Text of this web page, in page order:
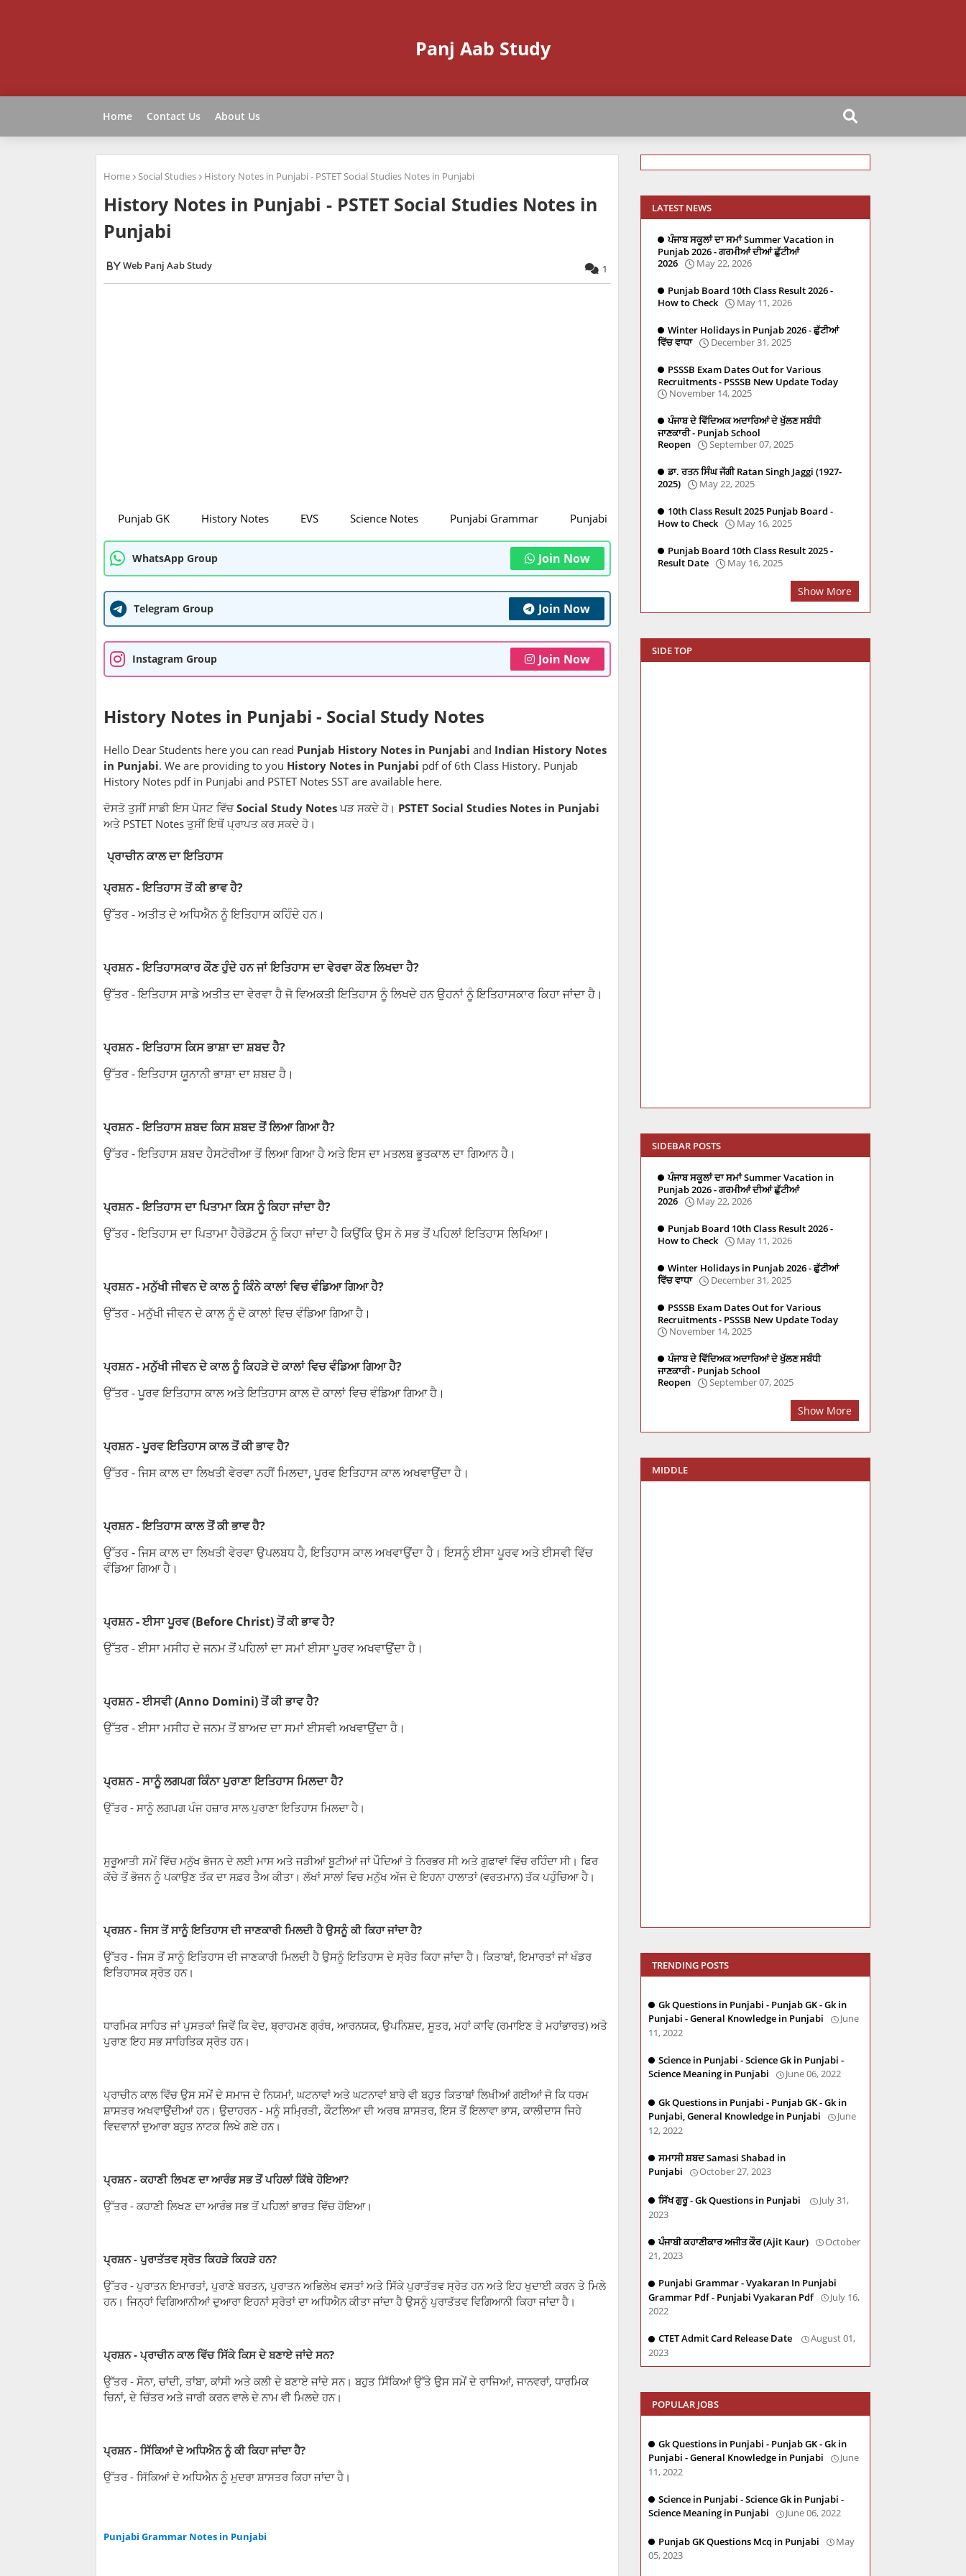
Panj Aab Study
Home Contact Us About Us
Home Social Studies History Notes in Punjabi - PSTET Social Studies Notes in Punjabi
History Notes in Punjabi - PSTET Social Studies Notes in
Punjabi
Web Panj Aab Study 1
Punjab GK History Notes EVS Science Notes Punjabi Grammar Punjabi Litrature Social Studies PSTET
WhatsApp Group Join Now
Telegram Group Join Now
Instagram Group Join Now
History Notes in Punjabi - Social Study Notes
Hello Dear Students here you can read Punjab History Notes in Punjabi and Indian History Notes
in Punjabi. We are providing to you History Notes in Punjabi pdf of 6th Class History. Punjab
History Notes pdf in Punjabi and PSTET Notes SST are available here.
ਦੋਸਤੋ ਤੁਸੀਂ ਸਾਡੀ ਇਸ ਪੋਸਟ ਵਿੱਚSocial Study Notes ਪੜ ਸਕਦੇ ਹੋ। PSTET Social Studies Notes in Punjabi
ਅਤੇ PSTET Notes ਤੁਸੀਂ ਇਥੋਂ ਪ੍ਰਾਪਤ ਕਰ ਸਕਦੇ ਹੋ।
ਪ੍ਰਾਚੀਨ ਕਾਲ ਦਾ ਇਤਿਹਾਸ
ਪ੍ਰਸ਼ਨ - ਇਤਿਹਾਸ ਤੋਂ ਕੀ ਭਾਵ ਹੈ?
ਉੱਤਰ - ਅਤੀਤ ਦੇ ਅਧਿਐਨ ਨੂੰ ਇਤਿਹਾਸ ਕਹਿੰਦੇ ਹਨ।
ਪ੍ਰਸ਼ਨ - ਇਤਿਹਾਸਕਾਰ ਕੌਣ ਹੁੰਦੇ ਹਨ ਜਾਂ ਇਤਿਹਾਸ ਦਾ ਵੇਰਵਾ ਕੌਣ ਲਿਖਦਾ ਹੈ?
ਉੱਤਰ - ਇਤਿਹਾਸ ਸਾਡੇ ਅਤੀਤ ਦਾ ਵੇਰਵਾ ਹੈ ਜੋ ਵਿਅਕਤੀ ਇਤਿਹਾਸ ਨੂੰ ਲਿਖਦੇ ਹਨ ਉਹਨਾਂ ਨੂੰ ਇਤਿਹਾਸਕਾਰ ਕਿਹਾ ਜਾਂਦਾ ਹੈ।
ਪ੍ਰਸ਼ਨ - ਇਤਿਹਾਸ ਕਿਸ ਭਾਸ਼ਾ ਦਾ ਸ਼ਬਦ ਹੈ?
ਉੱਤਰ - ਇਤਿਹਾਸ ਯੂਨਾਨੀ ਭਾਸ਼ਾ ਦਾ ਸ਼ਬਦ ਹੈ।
ਪ੍ਰਸ਼ਨ - ਇਤਿਹਾਸ ਸ਼ਬਦ ਕਿਸ ਸ਼ਬਦ ਤੋਂ ਲਿਆ ਗਿਆ ਹੈ?
ਉੱਤਰ - ਇਤਿਹਾਸ ਸ਼ਬਦ ਹੈਸਟੋਰੀਆ ਤੋਂ ਲਿਆ ਗਿਆ ਹੈ ਅਤੇ ਇਸ ਦਾ ਮਤਲਬ ਭੂਤਕਾਲ ਦਾ ਗਿਆਨ ਹੈ।
ਪ੍ਰਸ਼ਨ - ਇਤਿਹਾਸ ਦਾ ਪਿਤਾਮਾ ਕਿਸ ਨੂੰ ਕਿਹਾ ਜਾਂਦਾ ਹੈ?
ਉੱਤਰ - ਇਤਿਹਾਸ ਦਾ ਪਿਤਾਮਾ ਹੈਰੋਡੋਟਸ ਨੂੰ ਕਿਹਾ ਜਾਂਦਾ ਹੈ ਕਿਉਂਕਿ ਉਸ ਨੇ ਸਭ ਤੋਂ ਪਹਿਲਾਂ ਇਤਿਹਾਸ ਲਿਖਿਆ।
ਪ੍ਰਸ਼ਨ - ਮਨੁੱਖੀ ਜੀਵਨ ਦੇ ਕਾਲ ਨੂੰ ਕਿੰਨੇ ਕਾਲਾਂ ਵਿਚ ਵੰਡਿਆ ਗਿਆ ਹੈ?
ਉੱਤਰ - ਮਨੁੱਖੀ ਜੀਵਨ ਦੇ ਕਾਲ ਨੂੰ ਦੋ ਕਾਲਾਂ ਵਿਚ ਵੰਡਿਆ ਗਿਆ ਹੈ।
ਪ੍ਰਸ਼ਨ - ਮਨੁੱਖੀ ਜੀਵਨ ਦੇ ਕਾਲ ਨੂੰ ਕਿਹੜੇ ਦੋ ਕਾਲਾਂ ਵਿਚ ਵੰਡਿਆ ਗਿਆ ਹੈ?
ਉੱਤਰ - ਪੂਰਵ ਇਤਿਹਾਸ ਕਾਲ ਅਤੇ ਇਤਿਹਾਸ ਕਾਲ ਦੋ ਕਾਲਾਂ ਵਿਚ ਵੰਡਿਆ ਗਿਆ ਹੈ।
ਪ੍ਰਸ਼ਨ - ਪੂਰਵ ਇਤਿਹਾਸ ਕਾਲ ਤੋਂ ਕੀ ਭਾਵ ਹੈ?
ਉੱਤਰ - ਜਿਸ ਕਾਲ ਦਾ ਲਿਖਤੀ ਵੇਰਵਾ ਨਹੀਂ ਮਿਲਦਾ, ਪੂਰਵ ਇਤਿਹਾਸ ਕਾਲ ਅਖਵਾਉਂਦਾ ਹੈ।
ਪ੍ਰਸ਼ਨ - ਇਤਿਹਾਸ ਕਾਲ ਤੋਂ ਕੀ ਭਾਵ ਹੈ?
ਉੱਤਰ - ਜਿਸ ਕਾਲ ਦਾ ਲਿਖਤੀ ਵੇਰਵਾ ਉਪਲਬਧ ਹੈ, ਇਤਿਹਾਸ ਕਾਲ ਅਖਵਾਉਂਦਾ ਹੈ। ਇਸਨੂੰ ਈਸਾ ਪੂਰਵ ਅਤੇ ਈਸਵੀ ਵਿੱਚ
ਵੰਡਿਆ ਗਿਆ ਹੈ।
ਪ੍ਰਸ਼ਨ - ਈਸਾ ਪੂਰਵ (Before Christ) ਤੋਂ ਕੀ ਭਾਵ ਹੈ?
ਉੱਤਰ - ਈਸਾ ਮਸੀਹ ਦੇ ਜਨਮ ਤੋਂ ਪਹਿਲਾਂ ਦਾ ਸਮਾਂ ਈਸਾ ਪੂਰਵ ਅਖਵਾਉਂਦਾ ਹੈ।
ਪ੍ਰਸ਼ਨ - ਈਸਵੀ (Anno Domini) ਤੋਂ ਕੀ ਭਾਵ ਹੈ?
ਉੱਤਰ - ਈਸਾ ਮਸੀਹ ਦੇ ਜਨਮ ਤੋਂ ਬਾਅਦ ਦਾ ਸਮਾਂ ਈਸਵੀ ਅਖਵਾਉਂਦਾ ਹੈ।
ਪ੍ਰਸ਼ਨ - ਸਾਨੂੰ ਲਗਪਗ ਕਿੰਨਾ ਪੁਰਾਣਾ ਇਤਿਹਾਸ ਮਿਲਦਾ ਹੈ?
ਉੱਤਰ - ਸਾਨੂੰ ਲਗਪਗ ਪੰਜ ਹਜ਼ਾਰ ਸਾਲ ਪੁਰਾਣਾ ਇਤਿਹਾਸ ਮਿਲਦਾ ਹੈ।
ਸੁਰੂਆਤੀ ਸਮੇਂ ਵਿੱਚ ਮਨੁੱਖ ਭੋਜਨ ਦੇ ਲਈ ਮਾਸ ਅਤੇ ਜੜੀਆਂ ਬੂਟੀਆਂ ਜਾਂ ਪੌਦਿਆਂ ਤੇ ਨਿਰਭਰ ਸੀ ਅਤੇ ਗੁਫਾਵਾਂ ਵਿੱਚ ਰਹਿੰਦਾ ਸੀ। ਫਿਰ
ਕੱਚੇ ਤੋਂ ਭੋਜਨ ਨੂੰ ਪਕਾਉਣ ਤੱਕ ਦਾ ਸਫ਼ਰ ਤੈਅ ਕੀਤਾ। ਲੱਖਾਂ ਸਾਲਾਂ ਵਿਚ ਮਨੁੱਖ ਅੱਜ ਦੇ ਇਹਨਾ ਹਾਲਾਤਾਂ (ਵਰਤਮਾਨ) ਤੱਕ ਪਹੁੰਚਿਆ ਹੈ।
ਪ੍ਰਸ਼ਨ - ਜਿਸ ਤੋਂ ਸਾਨੂੰ ਇਤਿਹਾਸ ਦੀ ਜਾਣਕਾਰੀ ਮਿਲਦੀ ਹੈ ਉਸਨੂੰ ਕੀ ਕਿਹਾ ਜਾਂਦਾ ਹੈ?
ਉੱਤਰ - ਜਿਸ ਤੋਂ ਸਾਨੂੰ ਇਤਿਹਾਸ ਦੀ ਜਾਣਕਾਰੀ ਮਿਲਦੀ ਹੈ ਉਸਨੂੰ ਇਤਿਹਾਸ ਦੇ ਸ੍ਰੋਤ ਕਿਹਾ ਜਾਂਦਾ ਹੈ। ਕਿਤਾਬਾਂ, ਇਮਾਰਤਾਂ ਜਾਂ ਖੰਡਰ
ਇਤਿਹਾਸਕ ਸ੍ਰੋਤ ਹਨ।
ਧਾਰਮਿਕ ਸਾਹਿਤ ਜਾਂ ਪੁਸਤਕਾਂ ਜਿਵੇਂ ਕਿ ਵੇਦ, ਬ੍ਰਾਹਮਣ ਗ੍ਰੰਥ, ਆਰਨਯਕ, ਉਪਨਿਸ਼ਦ, ਸੂਤਰ, ਮਹਾਂ ਕਾਵਿ (ਰਮਾਇਣ ਤੇ ਮਹਾਂਭਾਰਤ) ਅਤੇ
ਪੁਰਾਣ ਇਹ ਸਭ ਸਾਹਿਤਿਕ ਸ੍ਰੋਤ ਹਨ।
ਪ੍ਰਾਚੀਨ ਕਾਲ ਵਿੱਚ ਉਸ ਸਮੇਂ ਦੇ ਸਮਾਜ ਦੇ ਨਿਯਮਾਂ, ਘਟਨਾਵਾਂ ਅਤੇ ਘਟਨਾਵਾਂ ਬਾਰੇ ਵੀ ਬਹੁਤ ਕਿਤਾਬਾਂ ਲਿਖੀਆਂ ਗਈਆਂ ਜੋ ਕਿ ਧਰਮ
ਸ਼ਾਸਤਰ ਅਖਵਾਉਂਦੀਆਂ ਹਨ। ਉਦਾਹਰਨ - ਮਨੂੰ ਸਮ੍ਰਿਤੀ, ਕੌਟਲਿਆ ਦੀ ਅਰਥ ਸ਼ਾਸਤਰ, ਇਸ ਤੋਂ ਇਲਾਵਾ ਭਾਸ, ਕਾਲੀਦਾਸ ਜਿਹੇ
ਵਿਦਵਾਨਾਂ ਦੁਆਰਾ ਬਹੁਤ ਨਾਟਕ ਲਿਖੇ ਗਏ ਹਨ।
ਪ੍ਰਸ਼ਨ - ਕਹਾਣੀ ਲਿਖਣ ਦਾ ਆਰੰਭ ਸਭ ਤੋਂ ਪਹਿਲਾਂ ਕਿੱਥੇ ਹੋਇਆ?
ਉੱਤਰ - ਕਹਾਣੀ ਲਿਖਣ ਦਾ ਆਰੰਭ ਸਭ ਤੋਂ ਪਹਿਲਾਂ ਭਾਰਤ ਵਿੱਚ ਹੋਇਆ।
ਪ੍ਰਸ਼ਨ - ਪੁਰਾਤੱਤਵ ਸ੍ਰੋਤ ਕਿਹੜੇ ਕਿਹੜੇ ਹਨ?
ਉੱਤਰ - ਪੁਰਾਤਨ ਇਮਾਰਤਾਂ, ਪੁਰਾਣੇ ਬਰਤਨ, ਪੁਰਾਤਨ ਅਭਿਲੇਖ ਵਸਤਾਂ ਅਤੇ ਸਿੱਕੇ ਪੁਰਾਤੱਤਵ ਸ੍ਰੋਤ ਹਨ ਅਤੇ ਇਹ ਖੁਦਾਈ ਕਰਨ ਤੇ ਮਿਲੇ
ਹਨ। ਜਿਨ੍ਹਾਂ ਵਿਗਿਆਨੀਆਂ ਦੁਆਰਾ ਇਹਨਾਂ ਸ੍ਰੋਤਾਂ ਦਾ ਅਧਿਐਨ ਕੀਤਾ ਜਾਂਦਾ ਹੈ ਉਸਨੂੰ ਪੁਰਾਤੱਤਵ ਵਿਗਿਆਨੀ ਕਿਹਾ ਜਾਂਦਾ ਹੈ।
ਪ੍ਰਸ਼ਨ - ਪ੍ਰਾਚੀਨ ਕਾਲ ਵਿੱਚ ਸਿੱਕੇ ਕਿਸ ਦੇ ਬਣਾਏ ਜਾਂਦੇ ਸਨ?
ਉੱਤਰ - ਸੋਨਾ, ਚਾਂਦੀ, ਤਾਂਬਾ, ਕਾਂਸੀ ਅਤੇ ਕਲੀ ਦੇ ਬਣਾਏ ਜਾਂਦੇ ਸਨ। ਬਹੁਤ ਸਿੱਕਿਆਂ ਉੱਤੇ ਉਸ ਸਮੇਂ ਦੇ ਰਾਜਿਆਂ, ਜਾਨਵਰਾਂ, ਧਾਰਮਿਕ
ਚਿਨਾਂ, ਦੇ ਚਿੱਤਰ ਅਤੇ ਜਾਰੀ ਕਰਨ ਵਾਲੇ ਦੇ ਨਾਮ ਵੀ ਮਿਲਦੇ ਹਨ।
ਪ੍ਰਸ਼ਨ - ਸਿੱਕਿਆਂ ਦੇ ਅਧਿਐਨ ਨੂੰ ਕੀ ਕਿਹਾ ਜਾਂਦਾ ਹੈ?
ਉੱਤਰ - ਸਿੱਕਿਆਂ ਦੇ ਅਧਿਐਨ ਨੂੰ ਮੁਦਰਾ ਸ਼ਾਸਤਰ ਕਿਹਾ ਜਾਂਦਾ ਹੈ।
Punjabi Grammar Notes in Punjabi
LATEST NEWS
ਪੰਜਾਬ ਸਕੂਲਾਂ ਦਾ ਸਮਾਂ Summer Vacation in
Punjab 2026 - ਗਰਮੀਆਂ ਦੀਆਂ ਛੁੱਟੀਆਂ
2026
May 22, 2026
Punjab Board 10th Class Result 2026 -
How to Check
May 11, 2026
Winter Holidays in Punjab 2026 - ਛੁੱਟੀਆਂ
ਵਿੱਚ ਵਾਧਾ
December 31, 2025
PSSSB Exam Dates Out for Various
Recruitments - PSSSB New Update Today
November 14, 2025
ਪੰਜਾਬ ਦੇ ਵਿੱਦਿਅਕ ਅਦਾਰਿਆਂ ਦੇ ਖੁੱਲਣ ਸਬੰਧੀ
ਜਾਣਕਾਰੀ - Punjab School
Reopen
September 07, 2025
ਡਾ. ਰਤਨ ਸਿੰਘ ਜੱਗੀ Ratan Singh Jaggi (1927-
2025)
May 22, 2025
10th Class Result 2025 Punjab Board -
How to Check
May 16, 2025
Punjab Board 10th Class Result 2025 -
Result Date
May 16, 2025
Show More
SIDE TOP
SIDEBAR POSTS
ਪੰਜਾਬ ਸਕੂਲਾਂ ਦਾ ਸਮਾਂ Summer Vacation in
Punjab 2026 - ਗਰਮੀਆਂ ਦੀਆਂ ਛੁੱਟੀਆਂ
2026
May 22, 2026
Punjab Board 10th Class Result 2026 -
How to Check
May 11, 2026
Winter Holidays in Punjab 2026 - ਛੁੱਟੀਆਂ
ਵਿੱਚ ਵਾਧਾ
December 31, 2025
PSSSB Exam Dates Out for Various
Recruitments - PSSSB New Update Today
November 14, 2025
ਪੰਜਾਬ ਦੇ ਵਿੱਦਿਅਕ ਅਦਾਰਿਆਂ ਦੇ ਖੁੱਲਣ ਸਬੰਧੀ
ਜਾਣਕਾਰੀ - Punjab School
Reopen
September 07, 2025
Show More
MIDDLE
TRENDING POSTS
Gk Questions in Punjabi - Punjab GK - Gk in
Punjabi - General Knowledge in Punjabi
June
11, 2022
Science in Punjabi - Science Gk in Punjabi -
Science Meaning in Punjabi
June 06, 2022
Gk Questions in Punjabi - Punjab GK - Gk in
Punjabi, General Knowledge in Punjabi
June
12, 2022
ਸਮਾਸੀ ਸ਼ਬਦ Samasi Shabad in
Punjabi
October 27, 2023
ਸਿੱਖ ਗੁਰੂ - Gk Questions in Punjabi
July 31,
2023
ਪੰਜਾਬੀ ਕਹਾਣੀਕਾਰ ਅਜੀਤ ਕੌਰ (Ajit Kaur)
October
21, 2023
Punjabi Grammar - Vyakaran In Punjabi
Grammar Pdf - Punjabi Vyakaran Pdf
July 16,
2022
CTET Admit Card Release Date
August 01,
2023
POPULAR JOBS
Gk Questions in Punjabi - Punjab GK - Gk in
Punjabi - General Knowledge in Punjabi
June
11, 2022
Science in Punjabi - Science Gk in Punjabi -
Science Meaning in Punjabi
June 06, 2022
Punjab GK Questions Mcq in Punjabi
May
05, 2023